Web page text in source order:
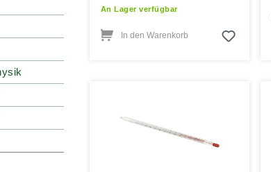
An Lager verfügbar
In den Warenkorb